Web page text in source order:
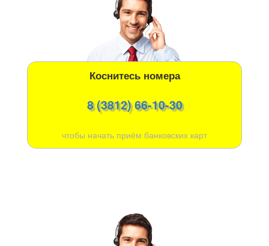
Коснитесь номера
8 (3812) 66-10-30
чтобы начать приём банковских карт